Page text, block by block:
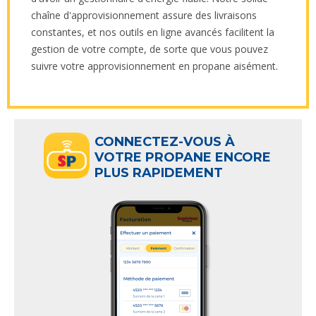
chaîne d'approvisionnement assure des livraisons
constantes, et nos outils en ligne avancés facilitent la
gestion de votre compte, de sorte que vous pouvez
suivre votre approvisionnement en propane aisément.
CONNECTEZ-VOUS À
VOTRE PROPANE ENCORE
PLUS RAPIDEMENT